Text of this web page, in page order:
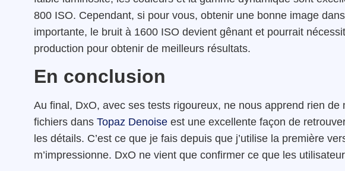
800 ISO. Cependant, si pour vous, obtenir une bonne image
importante, le bruit à 1600 ISO devient gênant et pourrait
production pour obtenir de meilleurs résultats.
En conclusion
Au final, DxO, avec ses tests rigoureux, ne nous apprend rien
fichiers dans Topaz Denoise est une excellente façon de
les détails. C’est ce que je fais depuis que j’utilise la première
m’impressionne. DxO ne vient que confirmer ce que les